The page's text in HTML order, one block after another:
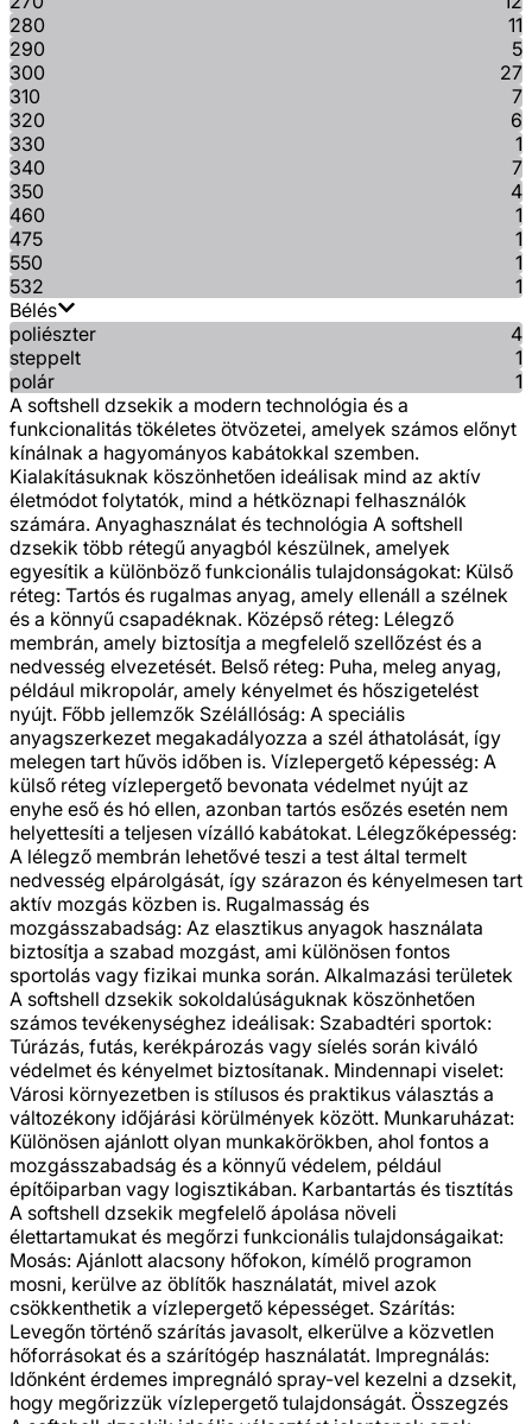
280
11
290
5
300
27
310
7
320
6
330
1
340
7
350
4
460
1
475
1
550
1
532
1
Bélés
poliészter
4
steppelt
1
polár
1
A softshell dzsekik a modern technológia és a
funkcionalitás tökéletes ötvözetei, amelyek számos előnyt
kínálnak a hagyományos kabátokkal szemben.
Kialakításuknak köszönhetően ideálisak mind az aktív
életmódot folytatók, mind a hétköznapi felhasználók
számára. Anyaghasználat és technológia A softshell
dzsekik több rétegű anyagból készülnek, amelyek
egyesítik a különböző funkcionális tulajdonságokat: Külső
réteg: Tartós és rugalmas anyag, amely ellenáll a szélnek
és a könnyű csapadéknak. Középső réteg: Lélegző
membrán, amely biztosítja a megfelelő szellőzést és a
nedvesség elvezetését. Belső réteg: Puha, meleg anyag,
például mikropolár, amely kényelmet és hőszigetelést
nyújt. Főbb jellemzők Szélállóság: A speciális
anyagszerkezet megakadályozza a szél áthatolását, így
melegen tart hűvös időben is. Vízlepergető képesség: A
külső réteg vízlepergető bevonata védelmet nyújt az
enyhe eső és hó ellen, azonban tartós esőzés esetén nem
helyettesíti a teljesen vízálló kabátokat. Lélegzőképesség:
A lélegző membrán lehetővé teszi a test által termelt
nedvesség elpárolgását, így szárazon és kényelmesen tart
aktív mozgás közben is. Rugalmasság és
mozgásszabadság: Az elasztikus anyagok használata
biztosítja a szabad mozgást, ami különösen fontos
sportolás vagy fizikai munka során. Alkalmazási területek
A softshell dzsekik sokoldalúságuknak köszönhetően
számos tevékenységhez ideálisak: Szabadtéri sportok:
Túrázás, futás, kerékpározás vagy síelés során kiváló
védelmet és kényelmet biztosítanak. Mindennapi viselet:
Városi környezetben is stílusos és praktikus választás a
változékony időjárási körülmények között. Munkaruházat:
Különösen ajánlott olyan munkakörökben, ahol fontos a
mozgásszabadság és a könnyű védelem, például
építőiparban vagy logisztikában. Karbantartás és tisztítás
A softshell dzsekik megfelelő ápolása növeli
élettartamukat és megőrzi funkcionális tulajdonságaikat:
Mosás: Ajánlott alacsony hőfokon, kímélő programon
mosni, kerülve az öblítők használatát, mivel azok
csökkenthetik a vízlepergető képességet. Szárítás:
Levegőn történő szárítás javasolt, elkerülve a közvetlen
hőforrásokat és a szárítógép használatát. Impregnálás:
Időnként érdemes impregnáló spray-vel kezelni a dzsekit,
hogy megőrizzük vízlepergető tulajdonságát. Összegzés